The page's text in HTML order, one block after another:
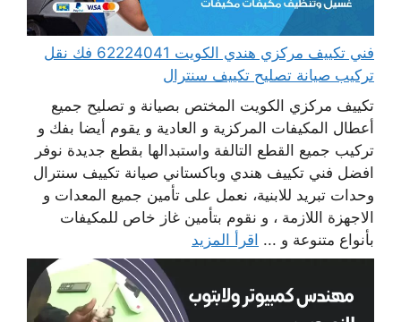
فني تكييف مركزي هندي الكويت 62224041 فك نقل
تركيب صيانة تصليح تكييف سنترال
تكييف مركزي الكويت المختص بصيانة و تصليح جميع
أعطال المكيفات المركزية و العادية و يقوم أيضا بفك و
تركيب جميع القطع التالفة واستبدالها بقطع جديدة نوفر
افضل فني تكييف هندي وباكستاني صيانة تكييف سنترال
وحدات تبريد للابنية، نعمل على تأمين جميع المعدات و
الاجهزة اللازمة ، و نقوم بتأمين غاز خاص للمكيفات
بأنواع متنوعة و ... اقرأ المزيد